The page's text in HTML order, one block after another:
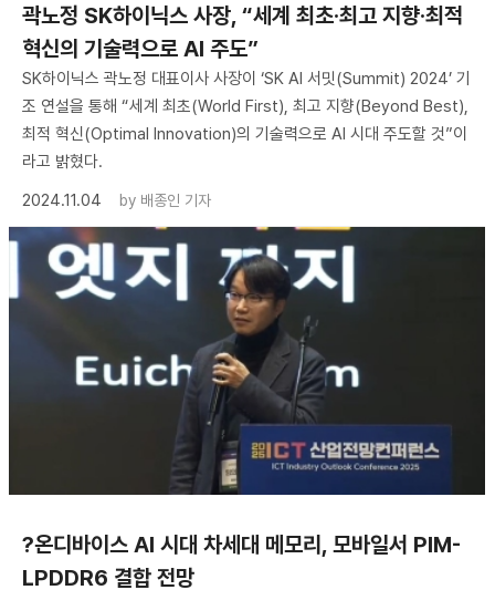
곽노정 SK하이닉스 사장, “세계 최초·최고 지향·최적
혁신의 기술력으로 AI 주도”
SK하이닉스 곽노정 대표이사 사장이 ‘SK AI 서밋(Summit) 2024’ 기
조 연설을 통해 “세계 최초(World First), 최고 지향(Beyond Best),
최적 혁신(Optimal Innovation)의 기술력으로 AI 시대 주도할 것”이
라고 밝혔다.
2024.11.04
by 배종인 기자
?온디바이스 AI 시대 차세대 메모리, 모바일서 PIM-
LPDDR6 결합 전망